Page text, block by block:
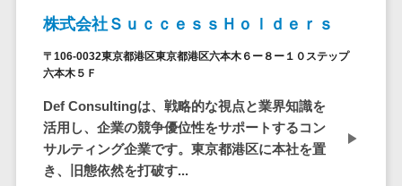
健康診断システム>
診療予約システム>
歯科予約システム>
リハビリ管理システム>
電子証明書サ
データセンタ
クラウド基盤
クローニング
ツール
株式会社ＳｕｃｃｅｓｓＨｏｌｄｅｒｓ
〒106-0032東京都港区東京都港区六本木６ー８ー１０ステップ
六本木５Ｆ
Def Consultingは、戦略的な視点と業界知識を
活用し、企業の競争優位性をサポートするコン
サルティング企業です。東京都港区に本社を置
き、旧態依然を打破す...